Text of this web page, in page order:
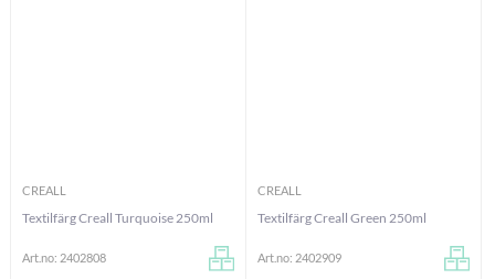
CREALL
Textilfärg Creall Turquoise 250ml
Art.no: 2402808
CREALL
Textilfärg Creall Green 250ml
Art.no: 2402909